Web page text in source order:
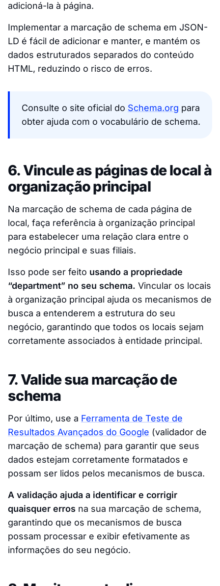
adicioná-la à página.
Implementar a marcação de schema em JSON-
LD é fácil de adicionar e manter, e mantém os
dados estruturados separados do conteúdo
HTML, reduzindo o risco de erros.
Consulte o site oficial do Schema.org para
obter ajuda com o vocabulário de schema.
6. Vincule as páginas de local à
organização principal
Na marcação de schema de cada página de
local, faça referência à organização principal
para estabelecer uma relação clara entre o
negócio principal e suas filiais.
Isso pode ser feito usando a propriedade
“department” no seu schema. Vincular os locais
à organização principal ajuda os mecanismos de
busca a entenderem a estrutura do seu
negócio, garantindo que todos os locais sejam
corretamente associados à entidade principal.
7. Valide sua marcação de
schema
Por último, use a Ferramenta de Teste de
Resultados Avançados do Google (validador de
marcação de schema) para garantir que seus
dados estejam corretamente formatados e
possam ser lidos pelos mecanismos de busca.
A validação ajuda a identificar e corrigir
quaisquer erros na sua marcação de schema,
garantindo que os mecanismos de busca
possam processar e exibir efetivamente as
informações do seu negócio.